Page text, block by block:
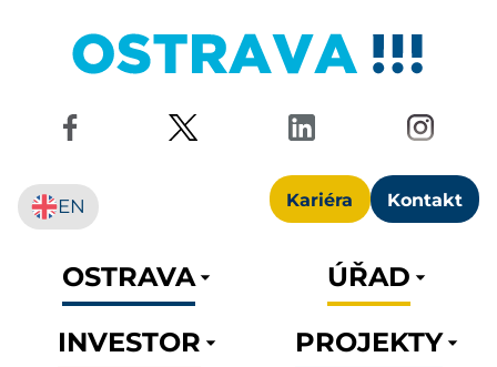
Kariéra Kontakt
EN
OSTRAVA
ÚŘAD
INVESTOR
PROJEKTY